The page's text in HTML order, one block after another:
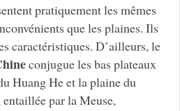
pratiquement les mêmes
que les plaines. Ils
caractéristiques. D’ailleurs, le
conjugue les bas plateaux
Huang He et la plaine du
entaillée par la Meuse,